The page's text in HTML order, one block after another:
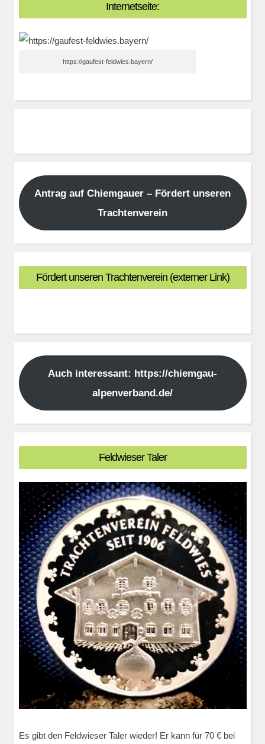
Internetseite:
https://gaufest-feldwies.bayern/
Antrag auf Chiemgauer – Fördert unseren
Trachtenverein
Fördert unseren Trachtenverein (externer Link)
Auch interessant: https://chiemgau-
alpenverband.de/
Feldwieser Taler
Es gibt den Feldwieser Taler wieder! Er kann für 70 € bei